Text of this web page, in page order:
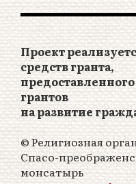
Проект
средств гранта,
грантов
на развитие
© Религиозная
Спасо-
монсатырь